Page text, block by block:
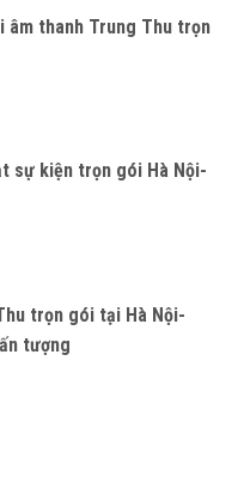
âm thanh Trung Thu trọn
sự kiện trọn gói Hà Nội-
trọn gói tại Hà Nội-
tượng